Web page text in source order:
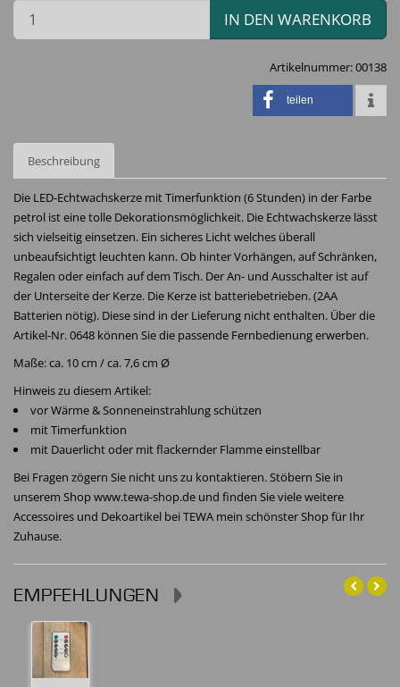
IN DEN WARENKORB
Artikelnummer:00138
teilen
Beschreibung
Die LED-Echtwachskerze mit Timerfunktion (6 Stunden) in der Farbe
petrol ist eine tolle Dekorationsmöglichkeit. Die Echtwachskerze lässt
sich vielseitig einsetzen. Ein sicheres Licht welches überall
unbeaufsichtigt leuchten kann. Ob hinter Vorhängen, auf Schränken,
Regalen oder einfach auf dem Tisch. Der An- und Ausschalter ist auf
der Unterseite der Kerze. Die Kerze ist batteriebetrieben. (2AA
Batterien nötig). Diese sind in der Lieferung nicht enthalten. Über die
Artikel-Nr. 0648 können Sie die passende Fernbedienung erwerben.
Maße: ca. 10 cm / ca. 7,6 cm Ø
Hinweis zu diesem Artikel:
vor Wärme & Sonneneinstrahlung schützen
mit Timerfunktion
mit Dauerlicht oder mit flackernder Flamme einstellbar
Bei Fragen zögern Sie nicht uns zu kontaktieren. Stöbern Sie in
unserem Shop www.tewa-shop.de und finden Sie viele weitere
Accessoires und Dekoartikel bei TEWA mein schönster Shop für Ihr
Zuhause.
EMPFEHLUNGEN